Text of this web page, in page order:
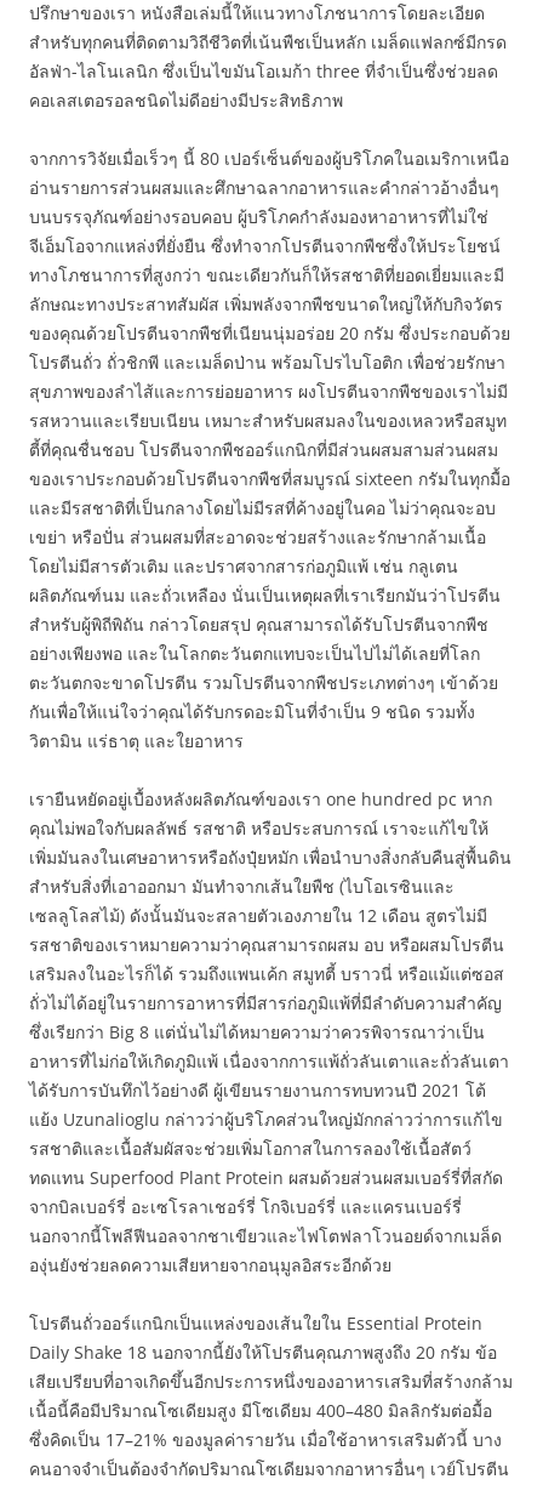
ปรึกษาของเรา หนังสือเล่มนี้ให้แนวทางโภชนาการโดยละเอียด
สำหรับทุกคนที่ติดตามวิถีชีวิตที่เน้นพืชเป็นหลัก เมล็ดแฟลกซ์มีกรด
อัลฟ่า-ไลโนเลนิก ซึ่งเป็นไขมันโอเมก้า three ที่จำเป็นซึ่งช่วยลด
คอเลสเตอรอลชนิดไม่ดีอย่างมีประสิทธิภาพ
จากการวิจัยเมื่อเร็วๆ นี้ 80 เปอร์เซ็นต์ของผู้บริโภคในอเมริกาเหนือ
อ่านรายการส่วนผสมและศึกษาฉลากอาหารและคำกล่าวอ้างอื่นๆ
บนบรรจุภัณฑ์อย่างรอบคอบ ผู้บริโภคกำลังมองหาอาหารที่ไม่ใช่
จีเอ็มโอจากแหล่งที่ยั่งยืน ซึ่งทำจากโปรตีนจากพืชซึ่งให้ประโยชน์
ทางโภชนาการที่สูงกว่า ขณะเดียวกันก็ให้รสชาติที่ยอดเยี่ยมและมี
ลักษณะทางประสาทสัมผัส เพิ่มพลังจากพืชขนาดใหญ่ให้กับกิจวัตร
ของคุณด้วยโปรตีนจากพืชที่เนียนนุ่มอร่อย 20 กรัม ซึ่งประกอบด้วย
โปรตีนถั่ว ถั่วชิกพี และเมล็ดป่าน พร้อมโปรไบโอติก เพื่อช่วยรักษา
สุขภาพของลำไส้และการย่อยอาหาร ผงโปรตีนจากพืชของเราไม่มี
รสหวานและเรียบเนียน เหมาะสำหรับผสมลงในของเหลวหรือสมูท
ตี้ที่คุณชื่นชอบ โปรตีนจากพืชออร์แกนิกที่มีส่วนผสมสามส่วนผสม
ของเราประกอบด้วยโปรตีนจากพืชที่สมบูรณ์ sixteen กรัมในทุกมื้อ
และมีรสชาติที่เป็นกลางโดยไม่มีรสที่ค้างอยู่ในคอ ไม่ว่าคุณจะอบ
เขย่า หรือปั่น ส่วนผสมที่สะอาดจะช่วยสร้างและรักษากล้ามเนื้อ
โดยไม่มีสารตัวเติม และปราศจากสารก่อภูมิแพ้ เช่น กลูเตน
ผลิตภัณฑ์นม และถั่วเหลือง นั่นเป็นเหตุผลที่เราเรียกมันว่าโปรตีน
สำหรับผู้พิถีพิถัน กล่าวโดยสรุป คุณสามารถได้รับโปรตีนจากพืช
อย่างเพียงพอ และในโลกตะวันตกแทบจะเป็นไปไม่ได้เลยที่โลก
ตะวันตกจะขาดโปรตีน รวมโปรตีนจากพืชประเภทต่างๆ เข้าด้วย
กันเพื่อให้แน่ใจว่าคุณได้รับกรดอะมิโนที่จำเป็น 9 ชนิด รวมทั้ง
วิตามิน แร่ธาตุ และใยอาหาร
เรายืนหยัดอยู่เบื้องหลังผลิตภัณฑ์ของเรา one hundred pc หาก
คุณไม่พอใจกับผลลัพธ์ รสชาติ หรือประสบการณ์ เราจะแก้ไขให้
เพิ่มมันลงในเศษอาหารหรือถังปุ๋ยหมัก เพื่อนำบางสิ่งกลับคืนสู่พื้นดิน
สำหรับสิ่งที่เอาออกมา มันทำจากเส้นใยพืช (ไบโอเรซินและ
เซลลูโลสไม้) ดังนั้นมันจะสลายตัวเองภายใน 12 เดือน สูตรไม่มี
รสชาติของเราหมายความว่าคุณสามารถผสม อบ หรือผสมโปรตีน
เสริมลงในอะไรก็ได้ รวมถึงแพนเค้ก สมูทตี้ บราวนี่ หรือแม้แต่ซอส
ถั่วไม่ได้อยู่ในรายการอาหารที่มีสารก่อภูมิแพ้ที่มีลำดับความสำคัญ
ซึ่งเรียกว่า Big 8 แต่นั่นไม่ได้หมายความว่าควรพิจารณาว่าเป็น
อาหารที่ไม่ก่อให้เกิดภูมิแพ้ เนื่องจากการแพ้ถั่วลันเตาและถั่วลันเตา
ได้รับการบันทึกไว้อย่างดี ผู้เขียนรายงานการทบทวนปี 2021 โต้
แย้ง Uzunalioglu กล่าวว่าผู้บริโภคส่วนใหญ่มักกล่าวว่าการแก้ไข
รสชาติและเนื้อสัมผัสจะช่วยเพิ่มโอกาสในการลองใช้เนื้อสัตว์
ทดแทน Superfood Plant Protein ผสมด้วยส่วนผสมเบอร์รี่ที่สกัด
จากบิลเบอร์รี่ อะเซโรลาเชอร์รี่ โกจิเบอร์รี่ และแครนเบอร์รี่
นอกจากนี้โพลีฟีนอลจากชาเขียวและไฟโตฟลาโวนอยด์จากเมล็ด
องุ่นยังช่วยลดความเสียหายจากอนุมูลอิสระอีกด้วย
โปรตีนถั่วออร์แกนิกเป็นแหล่งของเส้นใยใน Essential Protein
Daily Shake 18 นอกจากนี้ยังให้โปรตีนคุณภาพสูงถึง 20 กรัม ข้อ
เสียเปรียบที่อาจเกิดขึ้นอีกประการหนึ่งของอาหารเสริมที่สร้างกล้าม
เนื้อนี้คือมีปริมาณโซเดียมสูง มีโซเดียม 400–480 มิลลิกรัมต่อมื้อ
ซึ่งคิดเป็น 17–21% ของมูลค่ารายวัน เมื่อใช้อาหารเสริมตัวนี้ บาง
คนอาจจำเป็นต้องจำกัดปริมาณโซเดียมจากอาหารอื่นๆ เวย์โปรตีน